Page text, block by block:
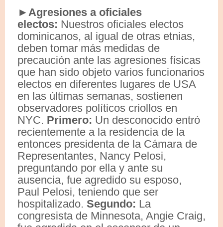
►Agresiones a oficiales
electos: Nuestros oficiales electos
dominicanos, al igual de otras etnias,
deben tomar más medidas de
precaución ante las agresiones físicas
que han sido objeto varios funcionarios
electos en diferentes lugares de USA
en las últimas semanas, sostienen
observadores políticos criollos en
NYC. Primero: Un desconocido entró
recientemente a la residencia de la
entonces presidenta de la Cámara de
Representantes, Nancy Pelosi,
preguntando por ella y ante su
ausencia, fue agredido su esposo,
Paul Pelosi, teniendo que ser
hospitalizado. Segundo: La
congresista de Minnesota, Angie Craig,